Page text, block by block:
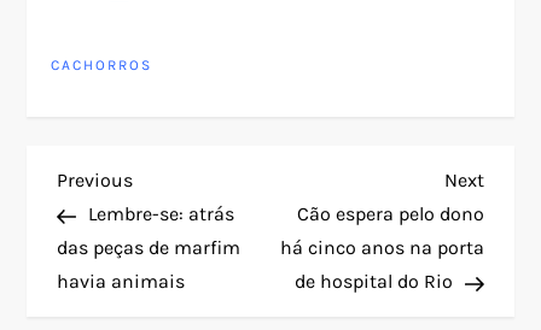
CACHORROS
N
a
v
Previous
Post
Previous
Lembre-se: atrás
das peças de marfim
havia animais
Next
Post
Next
Cão espera pelo dono
há cinco anos na porta
de hospital do Rio